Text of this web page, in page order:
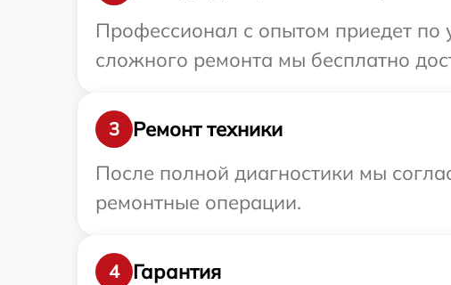
Профессионал с опытом приедет по
сложного ремонта мы бесплатно
3
Ремонт техники
После полной диагностики мы
ремонтные операции.
4
Гарантия